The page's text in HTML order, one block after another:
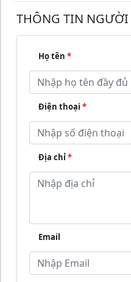
THÔNG TIN
Họ tên *
Điện thoại *
Địa chỉ*
Email